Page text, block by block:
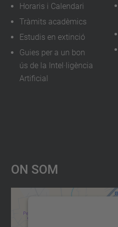
Horaris i Calendari
Tràmits acadèmics
Estudis en extinció
Guies per a un bon
ús de la Intel·ligència
Artificial
On Som